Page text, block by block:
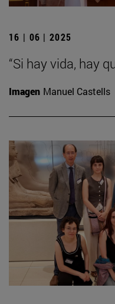
16 | 06 | 2025
“Si hay vida, hay
Imagen Manuel Castells